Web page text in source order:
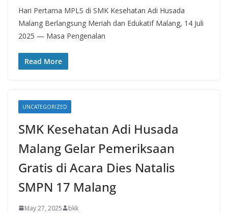
Hari Pertama MPLS di SMK Kesehatan Adi Husada
Malang Berlangsung Meriah dan Edukatif Malang, 14 Juli
2025 — Masa Pengenalan
Read More
UNCATEGORIZED
SMK Kesehatan Adi Husada
Malang Gelar Pemeriksaan
Gratis di Acara Dies Natalis
SMPN 17 Malang
May 27, 2025 bkk